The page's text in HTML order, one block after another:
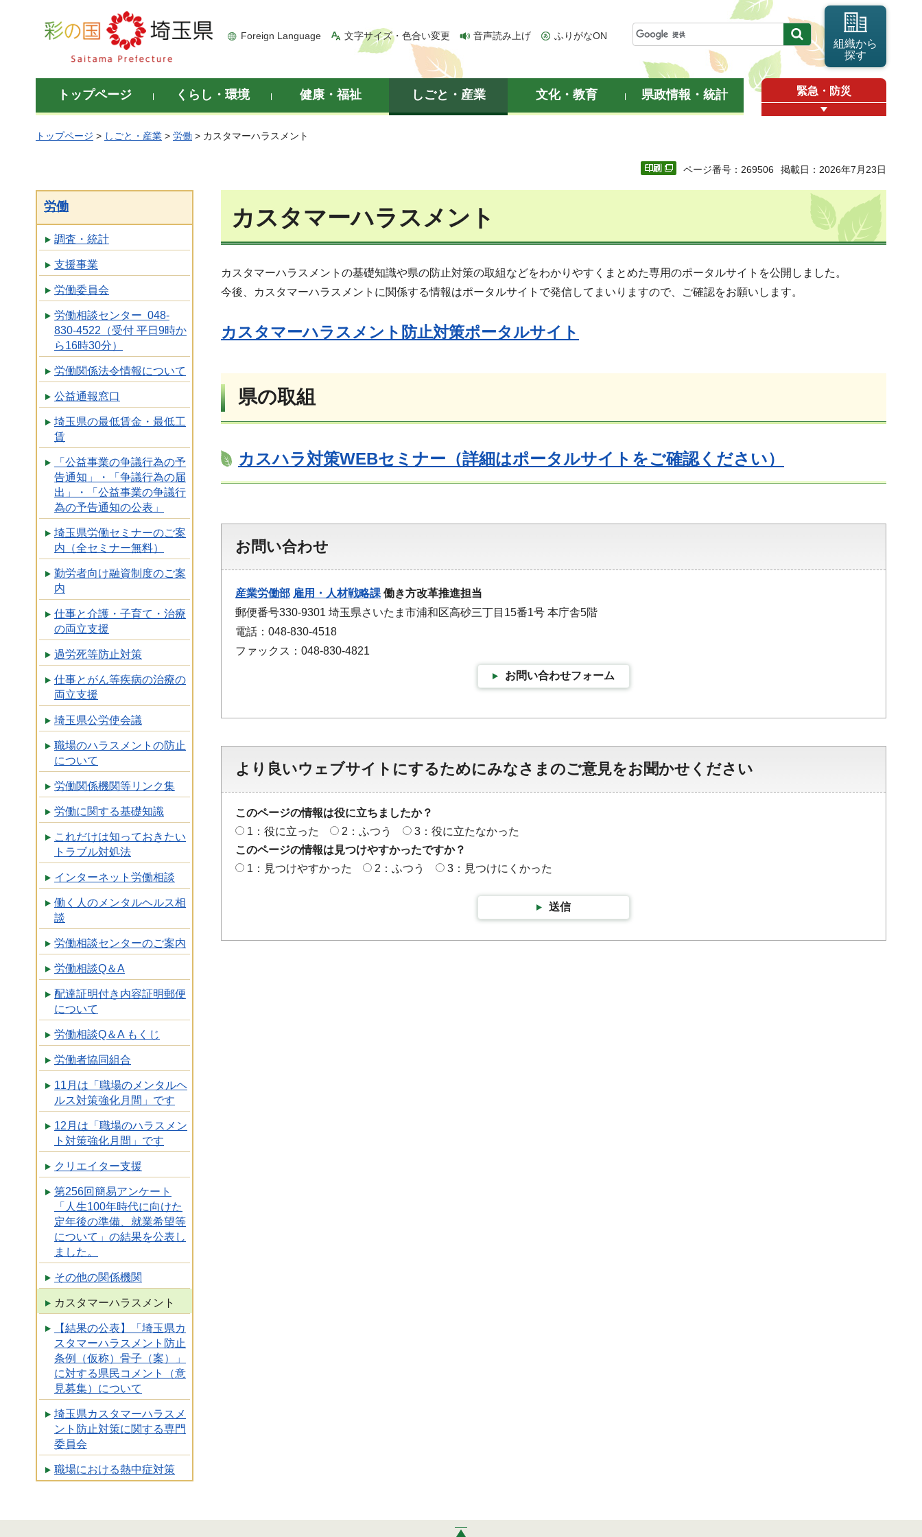
彩の国 埼玉県
Foreign Language 文字サイズ・色合い変更 音声読み上げ ふりがなON
組織から
探す
トップページ くらし・環境 健康・福祉 しごと・産業 文化・教育 県政情報・統計 緊急・防災
トップページ > しごと・産業 > 労働 > カスタマーハラスメント
ページ番号：269506 掲載日：2026年7月23日
労働
調査・統計
支援事業
労働委員会
労働相談センター 048-
830-4522（受付 平日9時か
ら16時30分）
労働関係法令情報について
公益通報窓口
埼玉県の最低賃金・最低工
賃
「公益事業の争議行為の予
告通知」・「争議行為の届
出」・「公益事業の争議行
為の予告通知の公表」
埼玉県労働セミナーのご案
内（全セミナー無料）
勤労者向け融資制度のご案
内
仕事と介護・子育て・治療
の両立支援
過労死等防止対策
仕事とがん等疾病の治療の
両立支援
埼玉県公労使会議
職場のハラスメントの防止
について
労働関係機関等リンク集
労働に関する基礎知識
これだけは知っておきたい
トラブル対処法
インターネット労働相談
働く人のメンタルヘルス相
談
労働相談センターのご案内
労働相談Q＆A
配達証明付き内容証明郵便
について
労働相談Q＆A もくじ
労働者協同組合
11月は「職場のメンタルヘ
ルス対策強化月間」です
12月は「職場のハラスメン
ト対策強化月間」です
クリエイター支援
第256回簡易アンケート
「人生100年時代に向けた
定年後の準備、就業希望等
について」の結果を公表し
ました。
その他の関係機関
カスタマーハラスメント
【結果の公表】「埼玉県カ
スタマーハラスメント防止
条例（仮称）骨子（案）」
に対する県民コメント（意
見募集）について
埼玉県カスタマーハラスメ
ント防止対策に関する専門
委員会
職場における熱中症対策
カスタマーハラスメント
カスタマーハラスメントの基礎知識や県の防止対策の取組などをわかりやすくまとめた専用のポータルサイトを公開しました。
今後、カスタマーハラスメントに関係する情報はポータルサイトで発信してまいりますので、ご確認をお願いします。
カスタマーハラスメント防止対策ポータルサイト
県の取組
カスハラ対策WEBセミナー（詳細はポータルサイトをご確認ください）
お問い合わせ
産業労働部 雇用・人材戦略課 働き方改革推進担当
郵便番号330-9301 埼玉県さいたま市浦和区高砂三丁目15番1号 本庁舎5階
電話：048-830-4518
ファックス：048-830-4821
お問い合わせフォーム
より良いウェブサイトにするためにみなさまのご意見をお聞かせください
このページの情報は役に立ちましたか？
1：役に立った
2：ふつう
3：役に立たなかった
このページの情報は見つけやすかったですか？
1：見つけやすかった
2：ふつう 3：見つけにくかった
送信